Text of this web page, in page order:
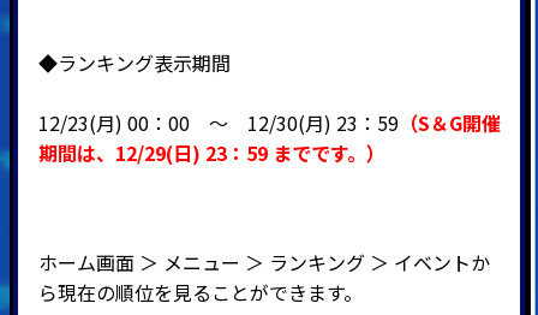
◆ランキング表示期間
12/23(月) 00：00 ～ 12/30(月) 23：59（S＆G開催
期間は、12/29(日) 23：59 までです。）
ホーム画面 ＞ メニュー ＞ ランキング ＞ イベントか
ら現在の順位を見ることができます。